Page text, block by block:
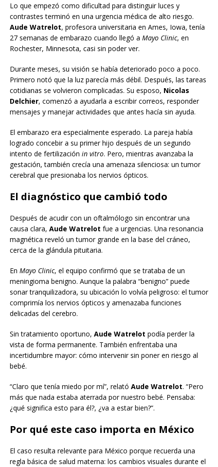
Lo que empezó como dificultad para distinguir luces y
contrastes terminó en una urgencia médica de alto riesgo.
Aude Watrelot, profesora universitaria en Ames, Iowa, tenía
27 semanas de embarazo cuando llegó a Mayo Clinic, en
Rochester, Minnesota, casi sin poder ver.
Durante meses, su visión se había deteriorado poco a poco.
Primero notó que la luz parecía más débil. Después, las tareas
cotidianas se volvieron complicadas. Su esposo, Nicolas
Delchier, comenzó a ayudarla a escribir correos, responder
mensajes y manejar actividades que antes hacía sin ayuda.
El embarazo era especialmente esperado. La pareja había
logrado concebir a su primer hijo después de un segundo
intento de fertilización in vitro. Pero, mientras avanzaba la
gestación, también crecía una amenaza silenciosa: un tumor
cerebral que presionaba los nervios ópticos.
El diagnóstico que cambió todo
Después de acudir con un oftalmólogo sin encontrar una
causa clara, Aude Watrelot fue a urgencias. Una resonancia
magnética reveló un tumor grande en la base del cráneo,
cerca de la glándula pituitaria.
En Mayo Clinic, el equipo confirmó que se trataba de un
meningioma benigno. Aunque la palabra “benigno” puede
sonar tranquilizadora, su ubicación lo volvía peligroso: el tumor
comprimía los nervios ópticos y amenazaba funciones
delicadas del cerebro.
Sin tratamiento oportuno, Aude Watrelot podía perder la
vista de forma permanente. También enfrentaba una
incertidumbre mayor: cómo intervenir sin poner en riesgo al
bebé.
“Claro que tenía miedo por mí”, relató Aude Watrelot. “Pero
más que nada estaba aterrada por nuestro bebé. Pensaba:
¿qué significa esto para él?, ¿va a estar bien?”.
Por qué este caso importa en México
El caso resulta relevante para México porque recuerda una
regla básica de salud materna: los cambios visuales durante el